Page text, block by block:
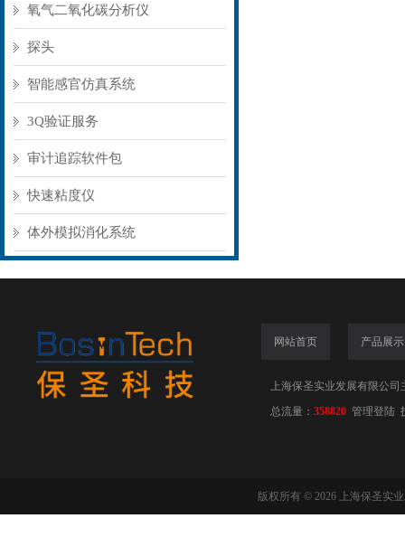
氧气二氧化碳分析仪
探头
智能感官仿真系统
3Q验证服务
审计追踪软件包
快速粘度仪
体外模拟消化系统
网站首页 产品展示
上海保圣实业发展有限公司
总流量： 358820 管理登陆
版权所有 © 2026 上海保圣实